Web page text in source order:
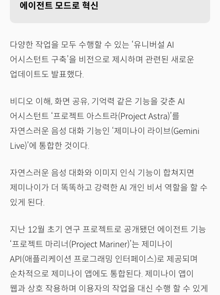
에이전트 모드로 혁신
다양한 작업을 모두 수행할 수 있는 ‘유니버설 AI
어시스턴트 구축’을 비전으로 제시하며 관련된 새로운
업데이트도 발표했다.
비디오 이해, 화면 공유, 기억력 같은 기능을 갖춘 AI
어시스턴트 ‘프로젝트 아스트라(Project Astra)’를
자연스러운 음성 대화 기능인 ‘제미나이 라이브(Gemini
Live)’에 통합한 것이다.
자연스러운 음성 대화와 이미지 인식 기능이 합쳐지면
제미나이가 더 똑똑하고 강력한 AI 개인 비서 역할을 할 수
있게 된다.
지난 12월 초기 연구 프로젝트로 공개됐던 에이전트 기능
‘프로젝트 마리너(Project Mariner)’는 제미나이
API(애플리케이션 프로그래밍 인터페이스)로 제공되며
순차적으로 제미나이 앱에도 통합된다. 제미나이 앱이
웹과 상호 작용하며 이용자의 작업을 대신 수행 할 수 있게